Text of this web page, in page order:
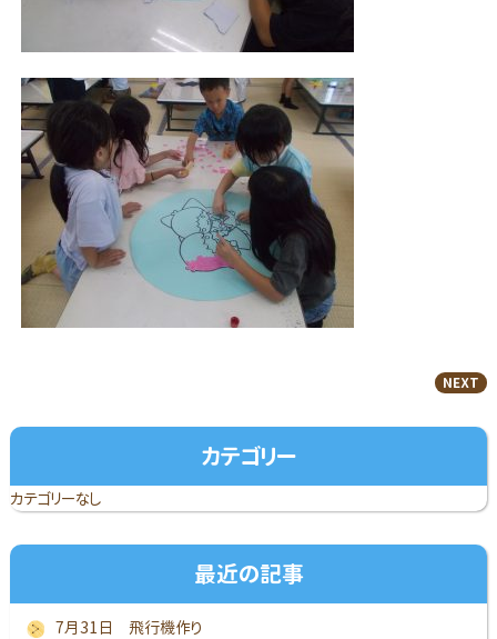
NEXT
カテゴリー
カテゴリーなし
最近の記事
7月31日 飛行機作り